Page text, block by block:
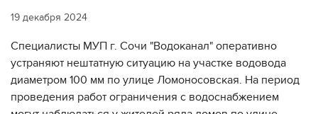
19 декабря 2024
Специалисты МУП г. Сочи "Водоканал" оперативно
устраняют нештатную ситуацию на участке водовода
диаметром 100 мм по улице Ломоносовская. На период
проведения работ ограничения с водоснабжением